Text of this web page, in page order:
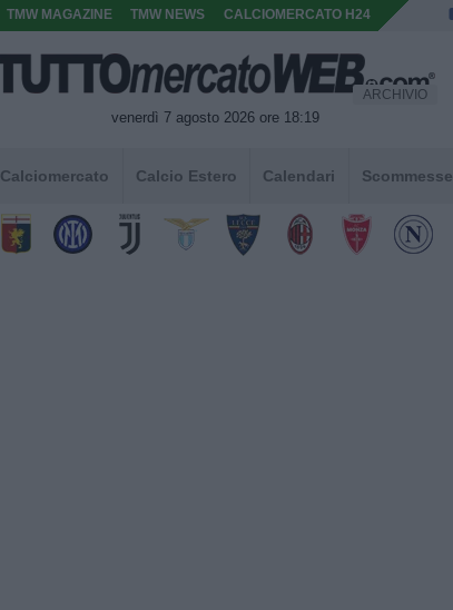
TMW MAGAZINE TMW NEWS CALCIOMERCATO H24
venerdì 7 agosto 2026 ore 18:19
ARCHIVIO
Calciomercato Calcio Estero Calendari Scommesse